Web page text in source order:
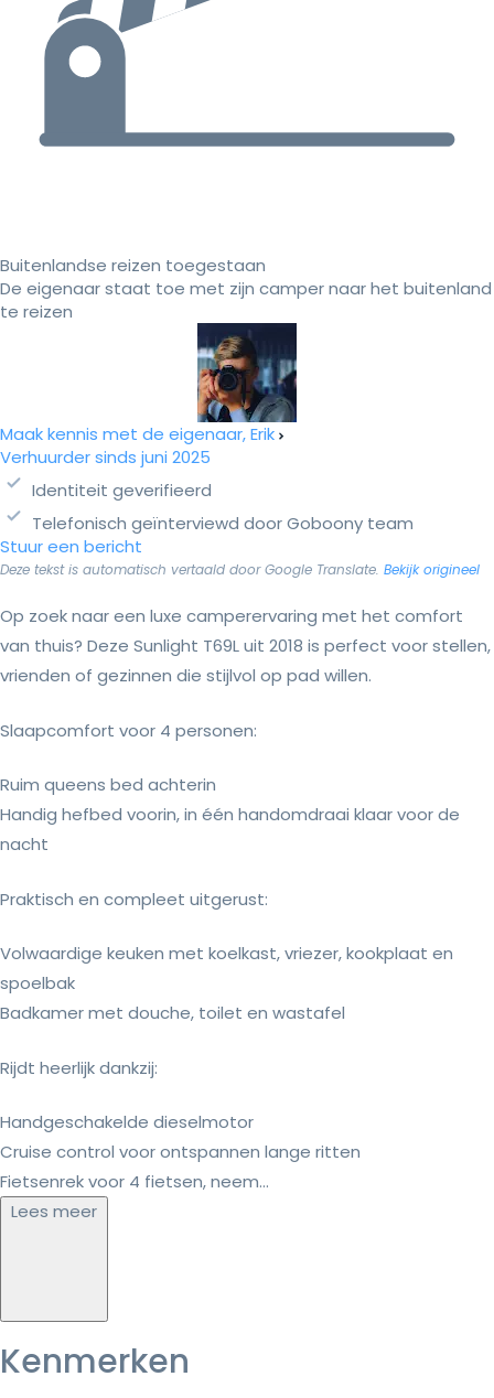
Buitenlandse reizen toegestaan
De eigenaar staat toe met zijn camper naar het buitenland
te reizen
Maak kennis met de eigenaar, Erik
Verhuurder sinds juni 2025
Identiteit geverifieerd
Telefonisch geïnterviewd door Goboony team
Stuur een bericht
Deze tekst is automatisch vertaald door Google Translate. Bekijk origineel
Op zoek naar een luxe camperervaring met het comfort
van thuis? Deze Sunlight T69L uit 2018 is perfect voor stellen,
vrienden of gezinnen die stijlvol op pad willen.
Slaapcomfort voor 4 personen:
Ruim queens bed achterin
Handig hefbed voorin, in één handomdraai klaar voor de
nacht
Praktisch en compleet uitgerust:
Volwaardige keuken met koelkast, vriezer, kookplaat en
spoelbak
Badkamer met douche, toilet en wastafel
Rijdt heerlijk dankzij:
Handgeschakelde dieselmotor
Cruise control voor ontspannen lange ritten
Fietsenrek voor 4 fietsen, neem...
Lees meer
Kenmerken